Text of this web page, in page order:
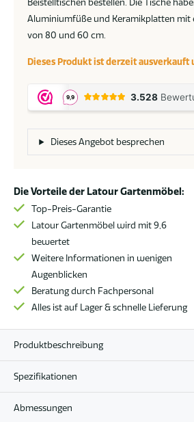
Aluminiumfüße und Keramikplatten mit
von 80 und 60 cm.
Dieses Produkt ist derzeit ausverkauft
Dieses Angebot besprechen
Die Vorteile der Latour Gartenmöbel:
Top-Preis-Garantie
Latour Gartenmöbel wird mit 9,6
bewertet
Weitere Informationen in wenigen
Augenblicken
Beratung durch Fachpersonal
Alles ist auf Lager & schnelle Lieferung
Produktbeschreibung
Spezifikationen
Abmessungen